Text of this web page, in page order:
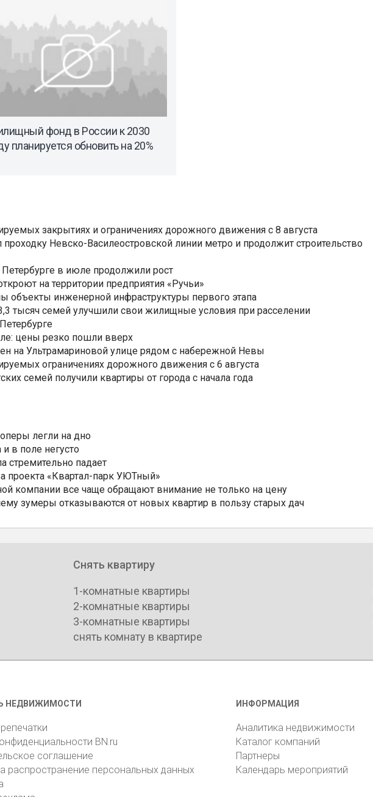
фонд в России к 2030
планируется обновить на 20%
закрытиях и ограничениях дорожного движения с 8 августа
Невско-Василеостровской линии метро и продолжит строительство
в июле продолжили рост
на территории предприятия «Ручьи»
объекты инженерной инфраструктуры первого этапа
тысяч семей улучшили свои жилищные условия при расселении
цены резко пошли вверх
на Ультрамариновой улице рядом с набережной Невы
ограничениях дорожного движения с 6 августа
семей получили квартиры от города с начала года
легли на дно
в поле негусто
стремительно падает
проекта «Квартал-парк УЮТный»
компании все чаще обращают внимание не только на цену
зумеры отказываются от новых квартир в пользу старых дач
Снять квартиру
1-комнатные квартиры
2-комнатные квартиры
3-комнатные квартиры
снять комнату в квартире
НЕДВИЖИМОСТИ
BN.ru
соглашение
распространение персональных данных
ИНФОРМАЦИЯ
Аналитика недвижимости
Каталог компаний
Партнеры
Календарь мероприятий